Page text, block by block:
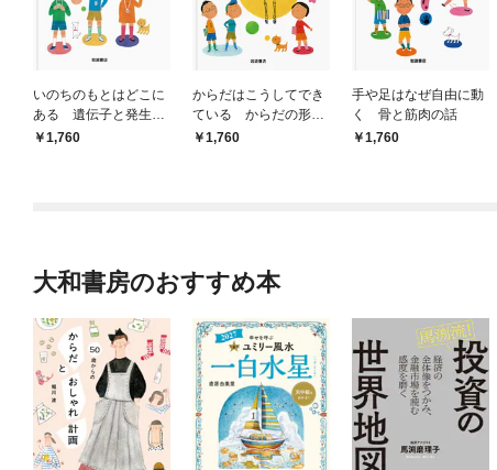
いのちのもとはどこに
ある 遺伝子と発生の
話1,760
からだはこうしてでき
ている からだの形と
進化の話
1,760
手や足はなぜ自由に動
く 骨と筋肉の話
1,760
大和書房のおすすめ本